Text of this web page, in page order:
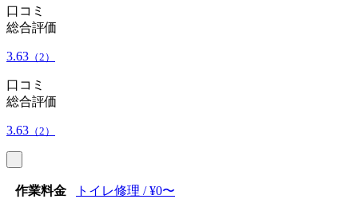
口コミ
総合評価
3.63 （2）
口コミ
総合評価
3.63 （2）
作業料金
トイレ修理 / ¥0〜